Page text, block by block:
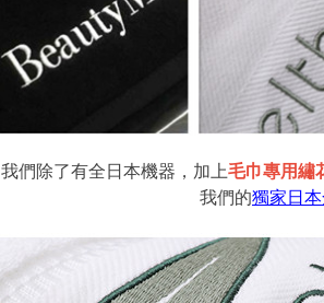
我們除了有全日本機器，加上毛巾專用繡
我們的獨家日